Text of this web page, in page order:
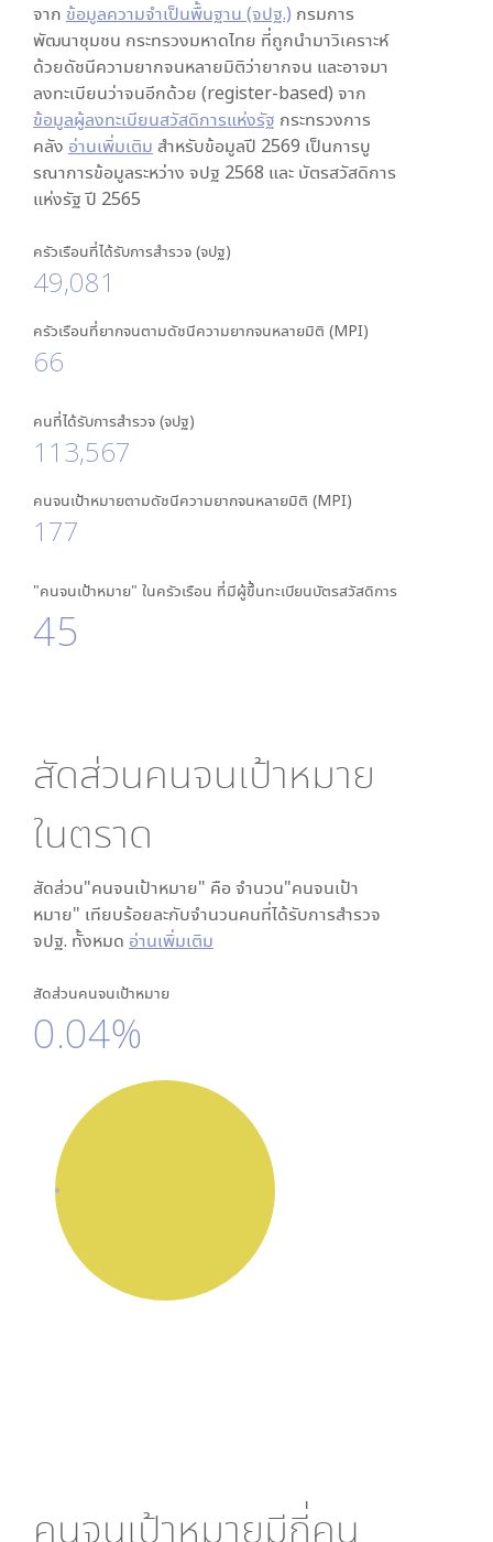
จาก ข้อมูลความจำเป็นพื้นฐาน (จปฐ.) กรมการ
พัฒนาชุมชน กระทรวงมหาดไทย ที่ถูกนำมาวิเคราะห์
ด้วยดัชนีความยากจนหลายมิติว่ายากจน และอาจมา
ลงทะเบียนว่าจนอีกด้วย (register-based) จาก
ข้อมูลผู้ลงทะเบียนสวัสดิการแห่งรัฐ กระทรวงการ
คลัง อ่านเพิ่มเติม สำหรับข้อมูลปี 2569 เป็นการบู
รณาการข้อมูลระหว่าง จปฐ 2568 และ บัตรสวัสดิการ
แห่งรัฐ ปี 2565
ครัวเรือนที่ได้รับการสำรวจ (จปฐ)
49,081
ครัวเรือนที่ยากจนตามดัชนีความยากจนหลายมิติ (MPI)
66
คนที่ได้รับการสำรวจ (จปฐ)
113,567
คนจนเป้าหมายตามดัชนีความยากจนหลายมิติ (MPI)
177
"คนจนเป้าหมาย" ในครัวเรือน ที่มีผู้ขึ้นทะเบียนบัตรสวัสดิการ
45
สัดส่วนคนจนเป้าหมาย
ในตราด
สัดส่วน"คนจนเป้าหมาย" คือ จำนวน"คนจนเป้า
หมาย" เทียบร้อยละกับจำนวนคนที่ได้รับการสำรวจ
จปฐ. ทั้งหมด อ่านเพิ่มเติม
สัดส่วนคนจนเป้าหมาย
0.04%
คนจนเป้าหมายมีกี่คน